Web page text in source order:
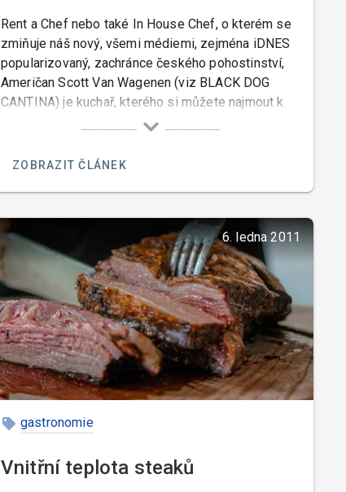
Rent a Chef nebo také In House Chef, o kterém se
zmiňuje náš nový, všemi médiemi, zejména iDNES
popularizovaný, zachránce českého pohostinství,
Američan Scott Van Wagenen (viz BLACK DOG
CANTINA) je kuchař, kterého si můžete najmout k
přípravě jídel případně i nápojů, ve vaši domácí či
zařízení, z vámi vybraných potravin, eventuálně
ZOBRAZIT ČLÁNEK
6. ledna 2011
gastronomie
Vnitřní teplota steaků